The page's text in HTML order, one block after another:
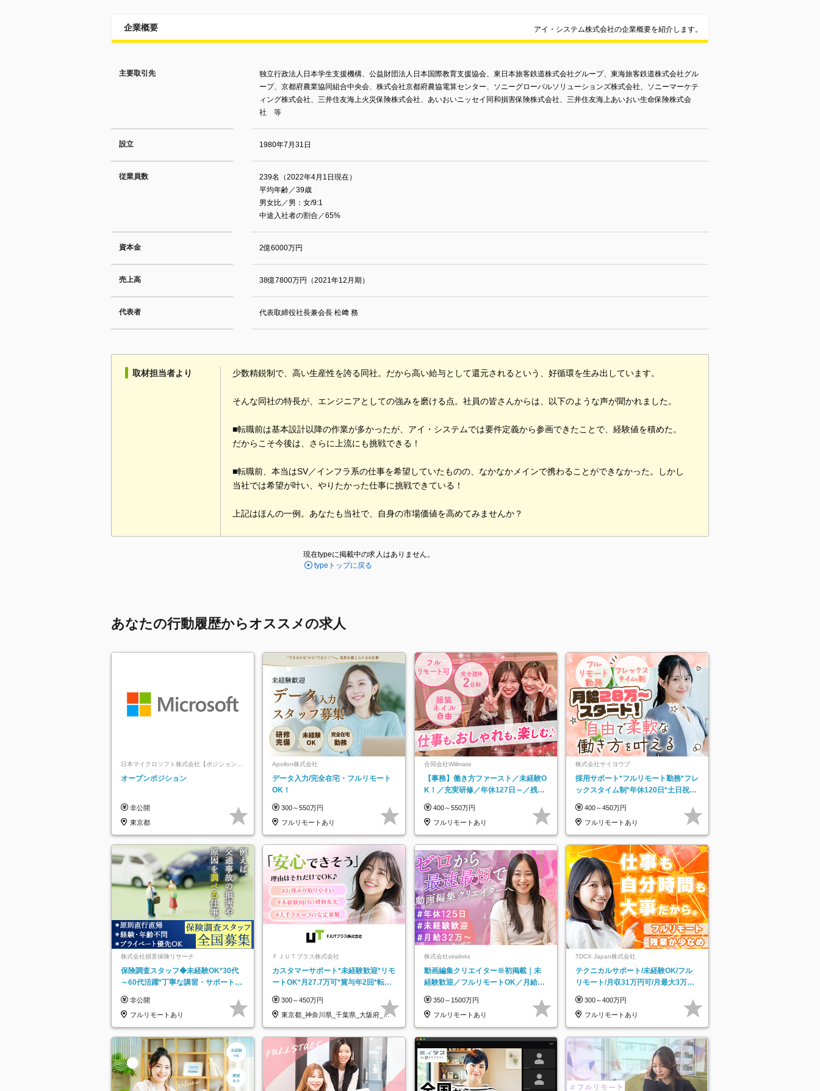
企業概要 アイ・システム株式会社の企業概要を紹介します。
主要取引先
独立行政法人日本学生支援機構、公益財団法人日本国際教育支援協会、東日本旅客鉄道株式会社グループ、東海旅客鉄道株式会社グル
ープ、京都府農業協同組合中央会、株式会社京都府農協電算センター、ソニーグローバルソリューションズ株式会社、ソニーマーケテ
ィング株式会社、三井住友海上火災保険株式会社、あいおいニッセイ同和損害保険株式会社、三井住友海上あいおい生命保険株式会
社 等
設立 1980年7月31日
従業員数
239名（2022年4月1日現在）
平均年齢／39歳
男女比／男：女/9:1
中途入社者の割合／65%
資本金 2億6000万円
売上高 38億7800万円（2021年12月期）
代表者 代表取締役社長兼会長 松﨑 務
取材担当者より 少数精鋭制で、高い生産性を誇る同社。だから高い給与として還元されるという、好循環を生み出しています。
そんな同社の特長が、エンジニアとしての強みを磨ける点。社員の皆さんからは、以下のような声が聞かれました。
■転職前は基本設計以降の作業が多かったが、アイ・システムでは要件定義から参画できたことで、経験値を積めた。
だからこそ今後は、さらに上流にも挑戦できる！
■転職前、本当はSV／インフラ系の仕事を希望していたものの、なかなかメインで携わることができなかった。しかし
当社では希望が叶い、やりたかった仕事に挑戦できている！
上記はほんの一例。あなたも当社で、自身の市場価値を高めてみませんか？
現在typeに掲載中の求人はありません。
typeトップに戻る
あなたの行動履歴からオススメの求人
日本マイクロソフト株式会社【ポジションマ
ッチ登録】
オープンポジション
非公開
東京都
Apollon株式会社
データ入力/完全在宅・フルリモート
OK！
300～550万円
フルリモートあり
合同会社Willmate
【事務】働き方ファースト／未経験O
K！／充実研修／年休127日～／残業
400～550万円
フルリモートあり
株式会社サイヨウブ
採用サポート*フルリモート勤務*フレ
ックスタイム制*年休120日*土日祝休
400～450万円
フルリモートあり
株式会社損害保険リサーチ
保険調査スタッフ◆未経験OK*30代
～60代活躍*丁寧な講習・サポートあ
託
非公開
フルリモートあり
ＦＪＵＴプラス株式会社
カスタマーサポート*未経験歓迎*リモ
ートOK*月27.7万可*賞与年2回*転勤
300～450万円
東京都_神奈川県_千葉県_大阪府_愛
知県…
株式会社viralinks
動画編集クリエイター※初掲載｜未
経験歓迎／フルリモートOK／月給32
350～1500万円
フルリモートあり
TDCX Japan株式会社
テクニカルサポート/未経験OK/フル
リモート/月収31万円可/月最大3万の
300～400万円
フルリモートあり